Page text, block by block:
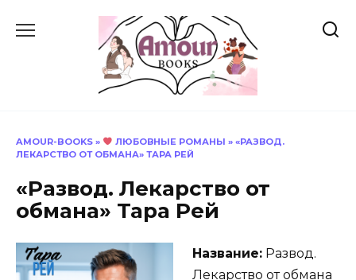
AMOUR-BOOKS » ЛЮБОВНЫЕ РОМАНЫ » «РАЗВОД.
ЛЕКАРСТВО ОТ ОБМАНА» ТАРА РЕЙ
«Развод. Лекарство от
обмана» Тара Рей
Название: Развод.
Лекарство от обмана